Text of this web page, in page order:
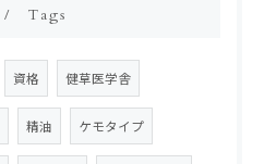
Tags
資格 健草医学舎
精油 ケモタイプ